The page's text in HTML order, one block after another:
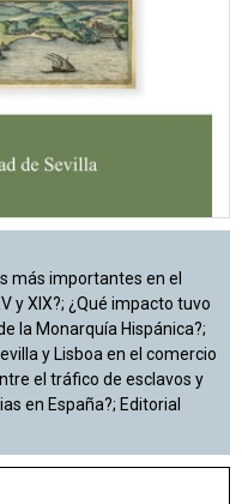
más importantes en el
y XIX?; ¿Qué impacto tuvo
la Monarquía Hispánica?;
y Lisboa en el comercio
el tráfico de esclavos y
en España?; Editorial